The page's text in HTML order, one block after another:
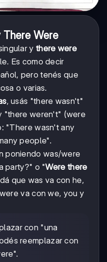
There Were
y there were
Es como decir
pero tenés que
o varias.
, usás "there wasn't"
"there weren't" (were
"There wasn't any
people".
poniendo was/were
party?" o "Were there
que was va con he,
va con we, you y
con "una
reemplazar con